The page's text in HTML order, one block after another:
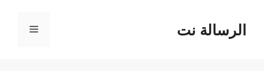
المحتوىالرسالة نت القائمة